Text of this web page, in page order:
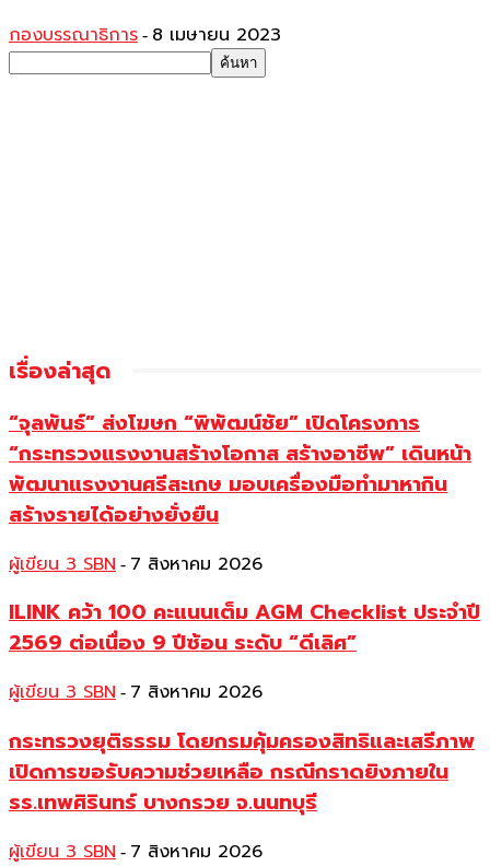
กองบรรณาธิการ - 8 เมษายน 2023
เรื่องล่าสุด
“จุลพันธ์” ส่งโฆษก “พิพัฒน์ชัย” เปิดโครงการ
“กระทรวงแรงงานสร้างโอกาส สร้างอาชีพ” เดินหน้า
พัฒนาแรงงานศรีสะเกษ มอบเครื่องมือทำมาหากิน
สร้างรายได้อย่างยั่งยืน
ผู้เขียน 3 SBN - 7 สิงหาคม 2026
ILINK คว้า 100 คะแนนเต็ม AGM Checklist ประจำปี
2569 ต่อเนื่อง 9 ปีซ้อน ระดับ “ดีเลิศ”
ผู้เขียน 3 SBN - 7 สิงหาคม 2026
กระทรวงยุติธรรม โดยกรมคุ้มครองสิทธิและเสรีภาพ
เปิดการขอรับความช่วยเหลือ กรณีกราดยิงภายใน
รร.เทพศิรินทร์ บางกรวย จ.นนทบุรี
ผู้เขียน 3 SBN - 7 สิงหาคม 2026